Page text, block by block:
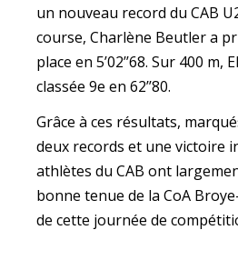
un nouveau record du CAB
course, Charlène Beutler a
place en 5’02’’68. Sur 400 m,
classée 9e en 62’’80.
Grâce à ces résultats,
deux records et une victoire
athlètes du CAB ont
bonne tenue de la CoA
de cette journée de